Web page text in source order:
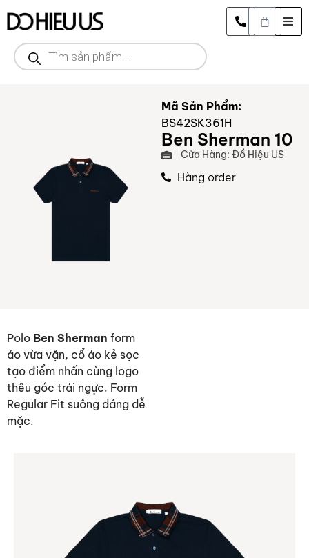
Mã Sản Phẩm:
BS42SK361H
Ben Sherman 10
Cửa Hàng: Đồ Hiệu US
Hàng order
Polo Ben Sherman form
áo vừa vặn, cổ áo kẻ sọc
tạo điểm nhấn cùng logo
thêu góc trái ngực. Form
Regular Fit suông dáng dễ
mặc.